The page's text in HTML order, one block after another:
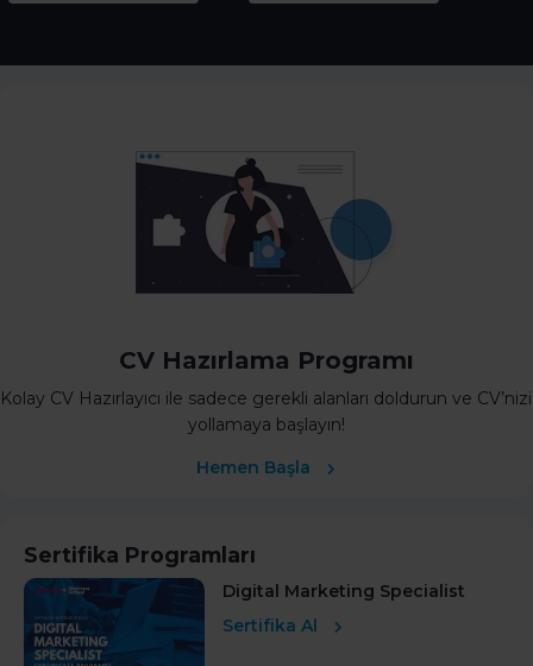
CV Hazırlama Programı
Kolay CV Hazırlayıcı ile sadece gerekli alanları doldurun ve CV’nizi
yollamaya başlayın!
Hemen Başla
Sertifika Programları
Digital Marketing Specialist
Sertifika Al